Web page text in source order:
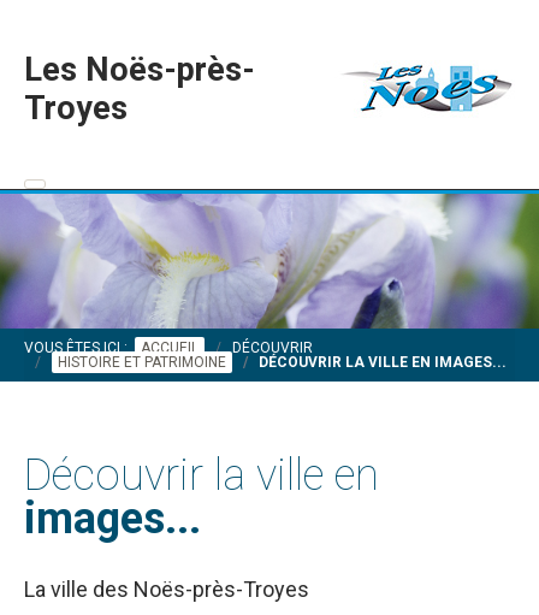
Les Noës-près-
Troyes
VOUS ÊTES ICI : ACCUEIL
DÉCOUVRIR
HISTOIRE ET PATRIMOINE
DÉCOUVRIR LA VILLE EN IMAGES...
Découvrir la ville en
images...
La ville des Noës-près-Troyes